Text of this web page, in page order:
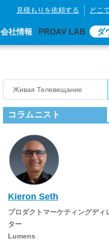
見積もりを依頼する どこ
会社情報 PROAV LAB ダ
コラムニスト
Kieron Seth
プロダクトマーケティングディ
ター
Lumens